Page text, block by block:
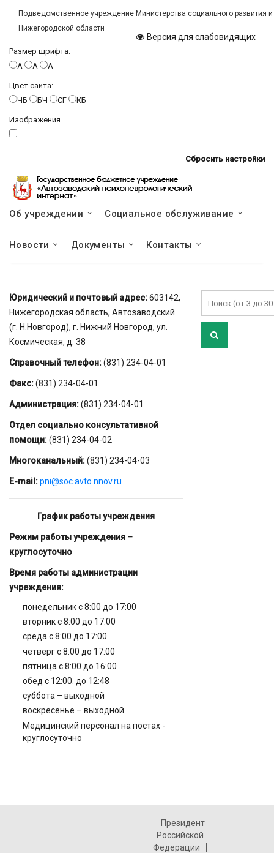
Подведомственное учреждение Министерства социального развития
Нижегородской области
Версия для слабовидящих
Размер шрифта:
A
A A
Цвет сайта:
ЧБ
БЧ СГ КБ
Изображения
Сбросить настройки
Об учреждении Социальное обслуживание
Новости Документы Контакты
Юридический и почтовый адрес:603142,
Нижегородская область, Автозаводский
(г. Н.Новгород), г. Нижний Новгород, ул.
Космическая, д. 38
Справочный телефон:(831) 234-04-01
Факс:(831) 234-04-01
Администрация:(831) 234-04-01
Отдел социально консультативной
помощи:(831) 234-04-02
Многоканальный:(831) 234-04-03
E-mail:pni@soc.avto.nnov.ru
График работы учреждения
Режим работы учреждения –
круглосуточно
Время работы администрации
учреждения:
понедельник с 8:00 до 17:00
вторник с 8:00 до 17:00
среда с 8:00 до 17:00
четверг с 8:00 до 17:00
пятница с 8:00 до 16:00
обед с 12:00. до 12:48
суббота – выходной
воскресенье – выходной
Медицинский персонал на постах -
круглосуточно
Президент
Российской
Федерации